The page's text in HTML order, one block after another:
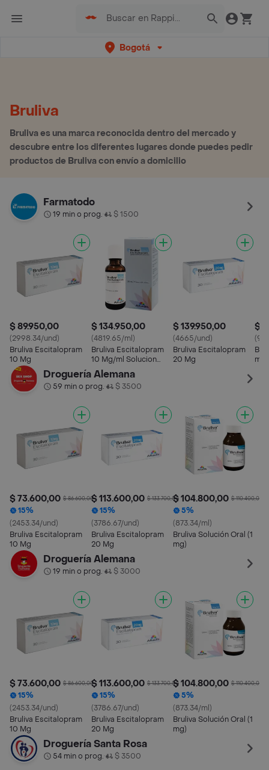
Bogotá
Bruliva
Bruliva es una marca reconocida dentro del mercado y
descubre entre los diferentes lugares donde puedes pedir
productos de Bruliva con envío a domicilio
Farmatodo
19 min o prog.• $ 1500
$ 89.950,00
(2998.34/und)
Bruliva Escitalopram
10 Mg
$ 134.950,00
(4819.65/ml)
Bruliva Escitalopram
10 Mg/ml Solucion
Oral
$ 139.950,00
(4665/und)
Bruliva Escitalopram
20 Mg
$
mg)
Droguería Alemana
59 min o prog.• $ 3500
$ 73.600,00 $ 86.600,00
15%
(2453.34/und)
Bruliva Escitalopram
10 Mg
$ 113.600,00 $ 133.700,00
15%
(3786.67/und)
Bruliva Escitalopram
20 Mg
$ 104.800,00 $ 110.400,00
5%
(873.34/ml)
Bruliva Solución Oral (1
mg)
Droguería Alemana
19 min o prog.• $ 3000
$ 73.600,00 $ 86.600,00
15%
(2453.34/und)
Bruliva Escitalopram
10 Mg
$ 113.600,00 $ 133.700,00
15%
(3786.67/und)
Bruliva Escitalopram
20 Mg
$ 104.800,00 $ 110.400,00
5%
(873.34/ml)
Bruliva Solución Oral (1
mg)
Droguería Santa Rosa
54 min o prog.• $ 3500